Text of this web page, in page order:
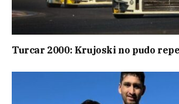
Turcar 2000: Krujoski no pudo